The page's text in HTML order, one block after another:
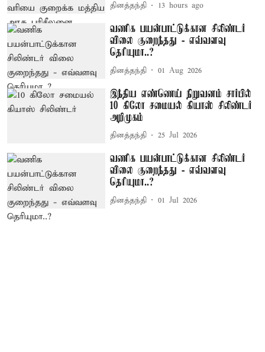
தினத்தந்தி 13 hours ago
வணிக பயன்பாட்டுக்கான சிலிண்டர்
விலை குறைந்தது - எவ்வளவு
தெரியுமா..?
தினத்தந்தி 01 Aug 2026
இந்திய எண்ணெய் நிறுவனம் சார்பில்
10 கிலோ சமையல் கியாஸ் சிலிண்டர்
அறிமுகம்
தினத்தந்தி 25 Jul 2026
வணிக பயன்பாட்டுக்கான சிலிண்டர்
விலை குறைந்தது - எவ்வளவு
தெரியுமா..?
தினத்தந்தி 01 Jul 2026